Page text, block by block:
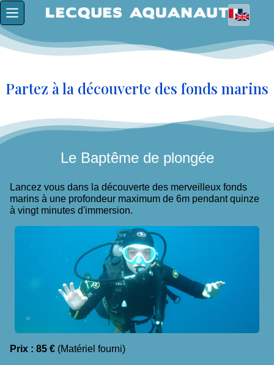
Partez à la découverte des fonds marins
Le Baptême de plongée
Lancez vous dans la découverte des merveilleux fonds
marins à une profondeur maximum de 6m pendant quinze
à vingt minutes d'immersion.
Prix : 85 € (Matériel fourni)